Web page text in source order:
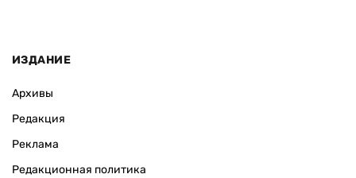
ИЗДАНИЕ
Архивы
Редакция
Реклама
Редакционная политика